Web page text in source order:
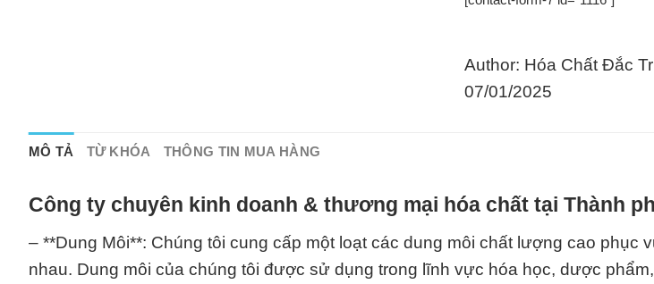
Author: Hóa Chất Đắc
07/01/2025
MÔ TẢ TỪ KHÓA THÔNG TIN MUA HÀNG
Công ty chuyên kinh doanh & thương mại hóa chất tại Thành
– **Dung Môi**: Chúng tôi cung cấp một loạt các dung môi chất lượng cao phục
nhau. Dung môi của chúng tôi được sử dụng trong lĩnh vực hóa học, dược